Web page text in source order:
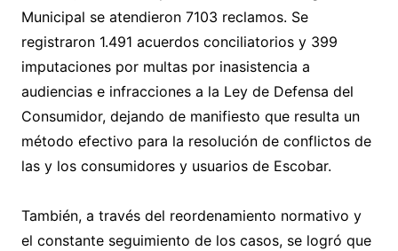
Municipal se atendieron 7103 reclamos. Se
registraron 1.491 acuerdos conciliatorios y 399
imputaciones por multas por inasistencia a
audiencias e infracciones a la Ley de Defensa del
Consumidor, dejando de manifiesto que resulta un
método efectivo para la resolución de conflictos de
las y los consumidores y usuarios de Escobar.
También, a través del reordenamiento normativo y
el constante seguimiento de los casos, se logró que